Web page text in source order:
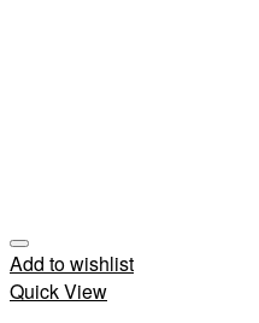
Add to wishlist
Quick View